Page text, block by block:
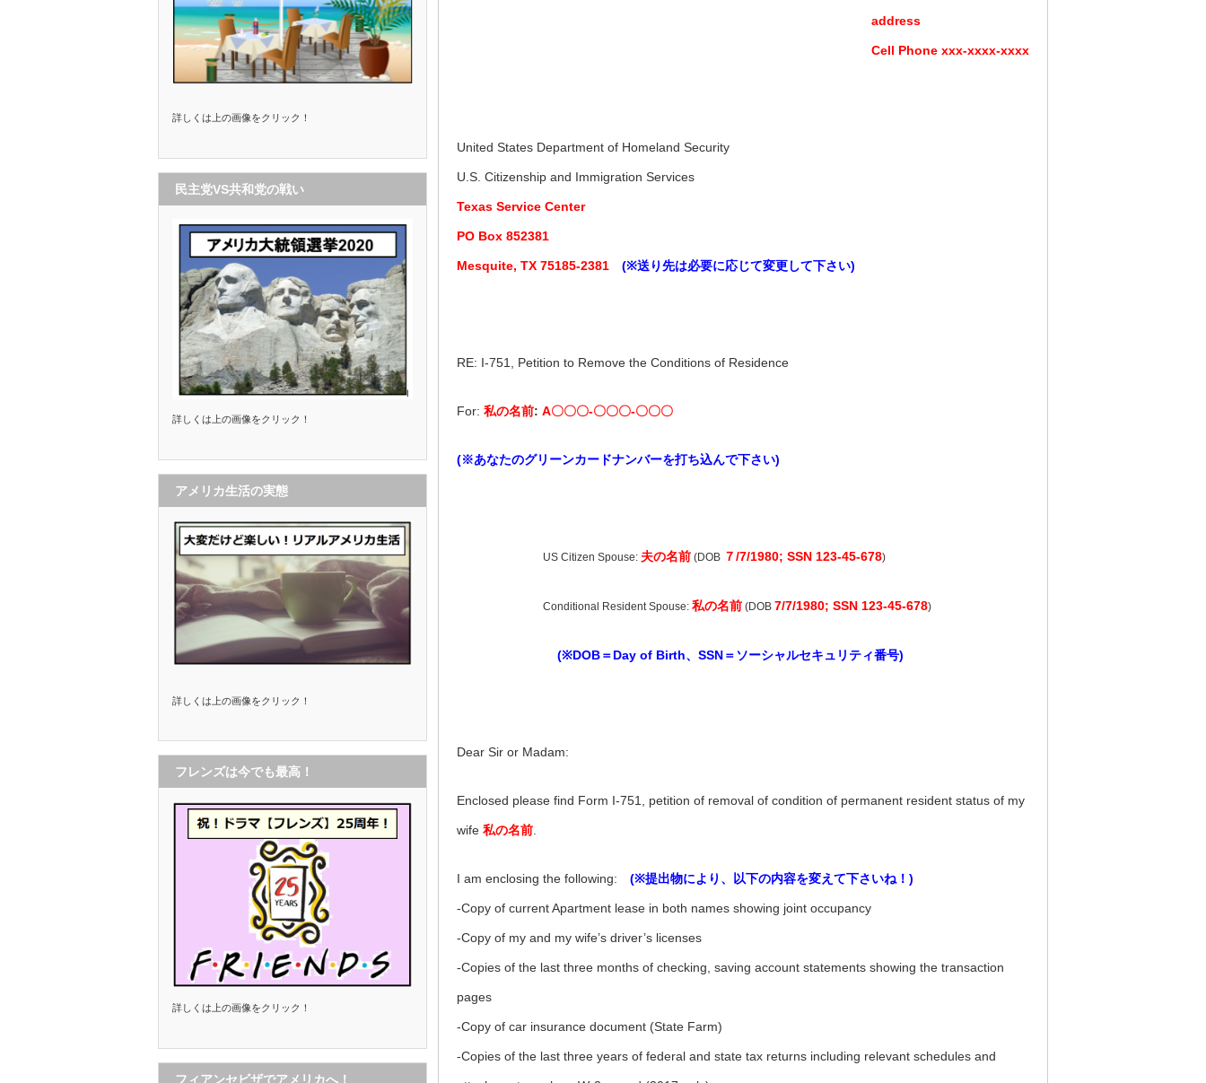
address
Cell Phone xxx-xxxx-xxxx
United States Department of Homeland Security
U.S. Citizenship and Immigration Services
Texas Service Center
PO Box 852381
Mesquite, TX 75185-2381 (※送り先は必要に応じて変更して下さい)
RE: I-751, Petition to Remove the Conditions of Residence
For: 私の名前: A〇〇〇-〇〇〇-〇〇〇
(※あなたのグリーンカードナンバーを打ち込んで下さい)
US Citizen Spouse: 夫の名前 (DOB ７/7/1980; SSN 123-45-678)
Conditional Resident Spouse: 私の名前 (DOB 7/7/1980; SSN 123-45-678)
(※DOB＝Day of Birth、 SSN＝ソーシャルセキュリティ番号)
Dear Sir or Madam:
Enclosed please find Form I-751, petition of removal of condition of permanent resident status of my
wife 私の名前.
I am enclosing the following: (※提出物により、以下の内容を変えて下さいね！)
-Copy of current Apartment lease in both names showing joint occupancy
-Copy of my and my wife’s driver’s licenses
-Copies of the last three months of checking, saving account statements showing the transaction
pages
-Copy of car insurance document (State Farm)
-Copies of the last three years of federal and state tax returns including relevant schedules and
詳しくは上の画像をクリック！
民主党VS共和党の戦い
詳しくは上の画像をクリック！
アメリカ生活の実態
詳しくは上の画像をクリック！
フレンズは今でも最高！
詳しくは上の画像をクリック！
フィアンセビザでアメリカへ！